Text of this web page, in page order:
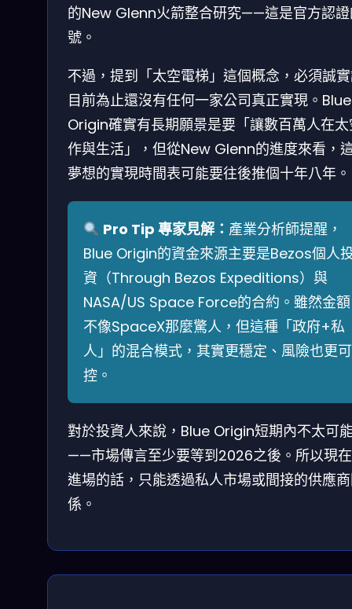
的New Glenn火箭整合研究——這是官方認
號。
不過，提到「太空電梯」這個概念，必須誠
目前為止還沒有任何一家公司真正實現。Blue
Origin確實有長期願景是要「讓數百萬人在
作與生活」，但從New Glenn的進度來看，
夢想的實現時間表可能要往後推個十年八年。
Pro Tip 專家見解： 產業分析師提醒，
Blue Origin的資金來源主要是Bezos個人
資（Through Bezos Expeditions）與
NASA/US Space Force的合約。雖然金額
不像SpaceX那麼驚人，但這種「政府+私
人」的混合模式，其實更穩定、風險也更可
控。
對於投資人來說，Blue Origin短期內不太可
——市場傳言至少要等到2026之後。所以現
進場的話，只能透過私人市場或間接的供應
係。